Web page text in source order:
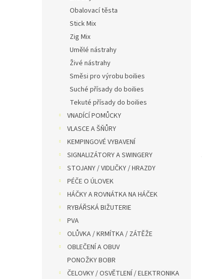
Obalovací těsta
Stick Mix
Zig Mix
Umělé nástrahy
Živé nástrahy
Směsi pro výrobu boilies
Suché přísady do boilies
Tekuté přísady do boilies
VNADÍCÍ POMŮCKY
VLASCE A ŠŇŮRY
KEMPINGOVÉ VYBAVENÍ
SIGNALIZÁTORY A SWINGERY
STOJANY / VIDLIČKY / HRAZDY
PÉČE O ÚLOVEK
HÁČKY A ROVNÁTKA NA HÁČEK
RYBÁŘSKÁ BIŽUTERIE
PVA
OLŮVKA / KRMÍTKA / ZÁTĚŽE
OBLEČENÍ A OBUV
PONOŽKY BOBR
ČELOVKY / OSVĚTLENÍ / ELEKTRONIKA